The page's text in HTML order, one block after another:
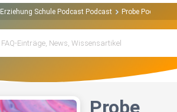
Erziehung Schule Podcast Podcast Probe Podcast
Probe